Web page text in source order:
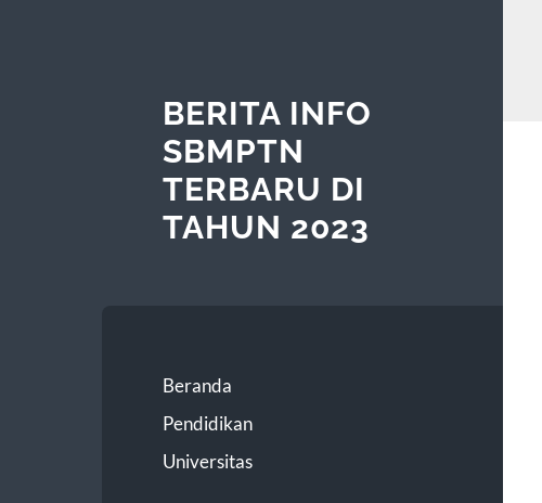
BERITA INFO
SBMPTN
TERBARU DI
TAHUN 2023
Beranda
Pendidikan
Universitas